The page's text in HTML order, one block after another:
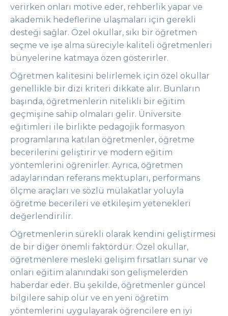
verirken onları motive eder, rehberlik yapar ve
akademik hedeflerine ulaşmaları için gerekli
desteği sağlar. Özel okullar, sıkı bir öğretmen
seçme ve işe alma süreciyle kaliteli öğretmenleri
bünyelerine katmaya özen gösterirler.
Öğretmen kalitesini belirlemek için özel okullar
genellikle bir dizi kriteri dikkate alır. Bunların
başında, öğretmenlerin nitelikli bir eğitim
geçmişine sahip olmaları gelir. Üniversite
eğitimleri ile birlikte pedagojik formasyon
programlarına katılan öğretmenler, öğretme
becerilerini geliştirir ve modern eğitim
yöntemlerini öğrenirler. Ayrıca, öğretmen
adaylarından referans mektupları, performans
ölçme araçları ve sözlü mülakatlar yoluyla
öğretme becerileri ve etkileşim yetenekleri
değerlendirilir.
Öğretmenlerin sürekli olarak kendini geliştirmesi
de bir diğer önemli faktördür. Özel okullar,
öğretmenlere mesleki gelişim fırsatları sunar ve
onları eğitim alanındaki son gelişmelerden
haberdar eder. Bu şekilde, öğretmenler güncel
bilgilere sahip olur ve en yeni öğretim
yöntemlerini uygulayarak öğrencilere en iyi